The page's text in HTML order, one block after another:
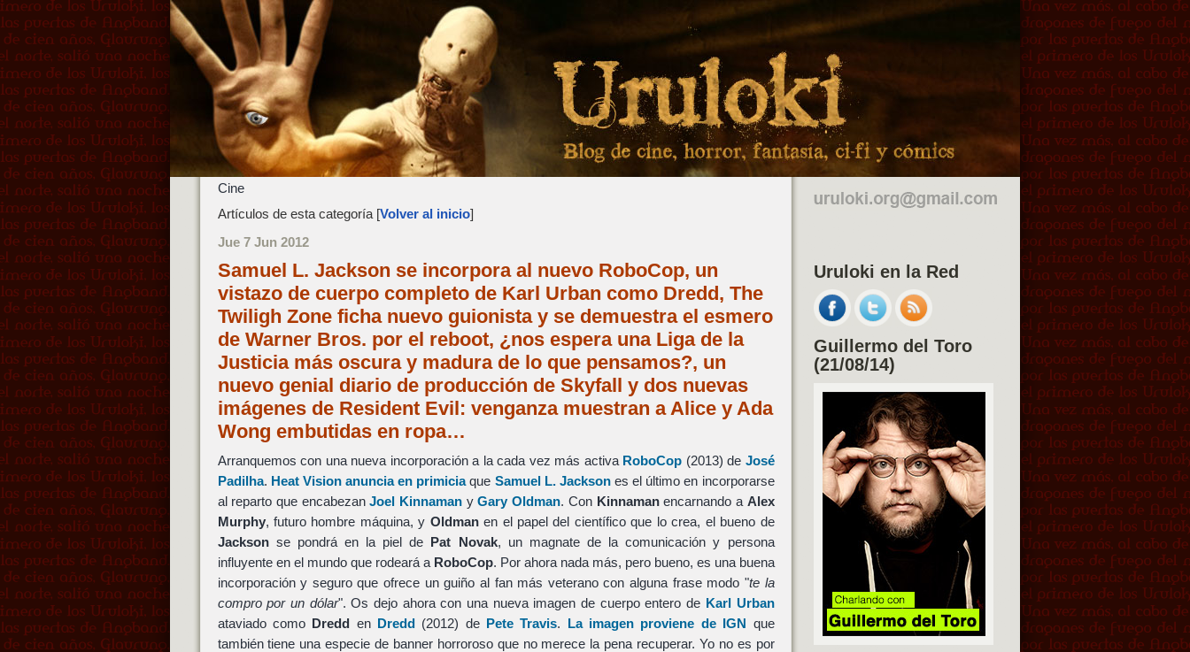
Cine
Artículos de esta categoría [Volver al inicio]
Jue 7 Jun 2012
Samuel L. Jackson se incorpora al nuevo RoboCop, un
vistazo de cuerpo completo de Karl Urban como Dredd, The
Twiligh Zone ficha nuevo guionista y se demuestra el esmero
de Warner Bros. por el reboot, ¿nos espera una Liga de la
Justicia más oscura y madura de lo que pensamos?, un
nuevo genial diario de producción de Skyfall y dos nuevas
imágenes de Resident Evil: venganza muestran a Alice y Ada
Wong embutidas en ropa…
Arranquemos con una nueva incorporación a la cada vez más activa RoboCop (2013) de José
Padilha. Heat Vision anuncia en primiciaque Samuel L. Jacksones el último en incorporarse
al reparto que encabezanJoel Kinnaman yGary Oldman. Con Kinnamanencarnando a Alex
Murphy, futuro hombre máquina, y Oldmanen el papel del científico que lo crea, el bueno de
Jacksonse pondrá en la piel de Pat Novak, un magnate de la comunicación y persona
influyente en el mundo que rodeará a RoboCop. Por ahora nada más, pero bueno, es una buena
incorporación y seguro que ofrece un guiño al fan más veterano con alguna frase modo "te la
compro por un dólar". Os dejo ahora con una nueva imagen de cuerpo entero de Karl Urban
ataviado como Dredd en Dredd(2012) de Pete Travis. La imagen proviene de IGN que
también tiene una especie de banner horroroso que no merece la pena recuperar. Yo no es por
Uruloki en la Red
Guillermo del Toro
(21/08/14)